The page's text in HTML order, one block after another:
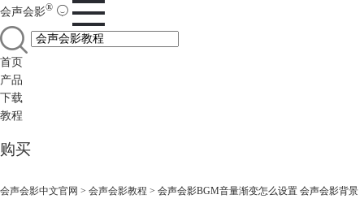
会声会影®
首页
产品
下载
教程
购买
会声会影中文官网 > 会声会影教程 > 会声会影BGM音量渐变怎么设置 会声会影背景